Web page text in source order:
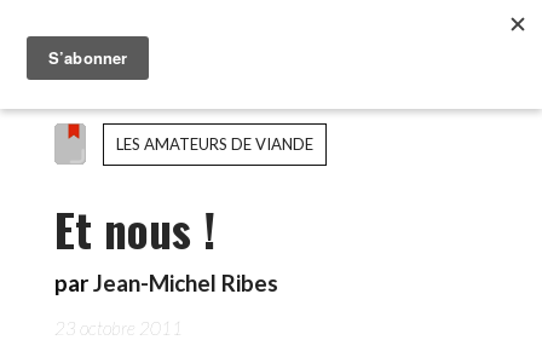
LES AMATEURS DE VIANDE
Et nous !
parJean-Michel Ribes
23 octobre 2011